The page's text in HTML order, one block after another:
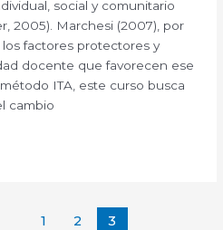
social y comunitario
2005). Marchesi (2007), por
factores protectores y
docente que favorecen ese
ITA, este curso busca
cambio
1 2 3